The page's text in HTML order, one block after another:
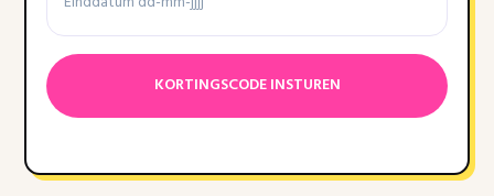
dash
MM
dash